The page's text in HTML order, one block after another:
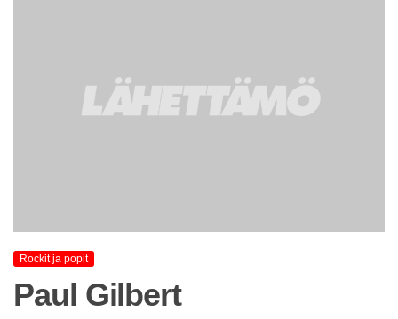
Rockit ja popit
Paul Gilbert